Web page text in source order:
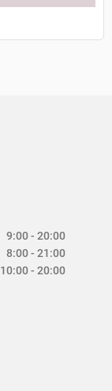
9:00 - 20:00
8:00 - 21:00
10:00 - 20:00